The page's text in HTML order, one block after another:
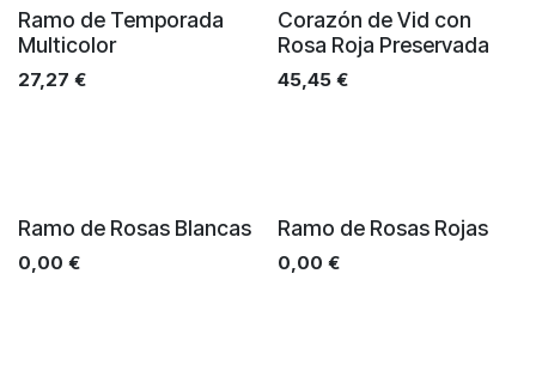
Ramo de Temporada
Multicolor
27,27 €
Corazón de Vid con
Rosa Roja Preservada
45,45€
Ramo de Rosas Blancas
0,00 €
Ramo de Rosas Rojas
0,00 €